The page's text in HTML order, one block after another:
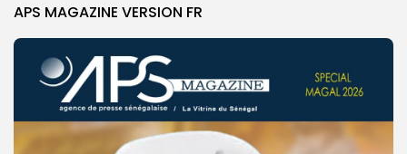
APS MAGAZINE VERSION FR